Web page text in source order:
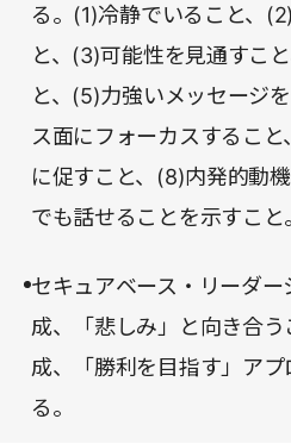
る。(1)冷静でいること、
と、(3)可能性を見通すこ
と、(5)力強いメッセージ
ス面にフォーカスするこ
に促すこと、(8)内発的動
でも話せることを示すこと
セキュアベース・リーダ
成、「悲しみ」と向き合
成、「勝利を目指す」ア
る。